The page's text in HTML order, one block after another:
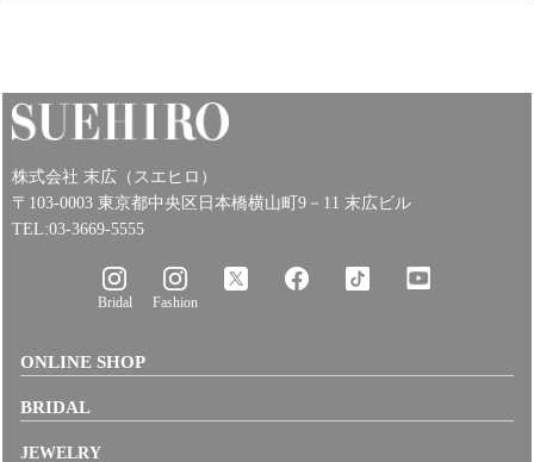
株式会社 末広（スエヒロ）
〒103-0003 東京都中央区日本橋横山町9－11 末広ビル
TEL:03-3669-5555
Bridal Fashion
ONLINE SHOP
BRIDAL
JEWELRY